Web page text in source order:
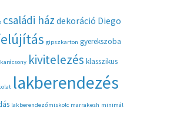
családi ház dekoráció Diego
gipszkarton gyerekszoba
karácsony kivitelezés klasszikus
lakberendezés
lakberendezőmiskolc marrakesh minimál